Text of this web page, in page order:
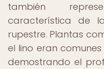
también
característica de
rupestre. Plantas
el lino eran
demostrando el